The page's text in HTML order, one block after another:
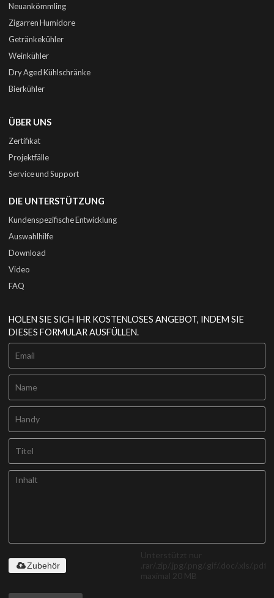
Neuankömmling
Zigarren Humidore
Getränkekühler
Weinkühler
Dry Aged Kühlschränke
Bierkühler
ÜBER UNS
Zertifikat
Projektfälle
Service und Support
DIE UNTERSTÜTZUNG
Kundenspezifische Entwicklung
Auswahlhilfe
Download
Video
FAQ
HOLEN SIE SICH IHR KOSTENLOSES ANGEBOT, INDEM SIE
DIESES FORMULAR AUSFÜLLEN.
Unterstützt nur
.rar/.zip/.jpg/.png/.gif/.doc/.xls/.pdf,
maximal 20 MB
Zubehör